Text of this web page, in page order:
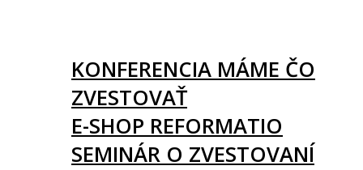
KONFERENCIA MÁME ČO
ZVESTOVAŤ
E-SHOP REFORMATIO
SEMINÁR O ZVESTOVANÍ